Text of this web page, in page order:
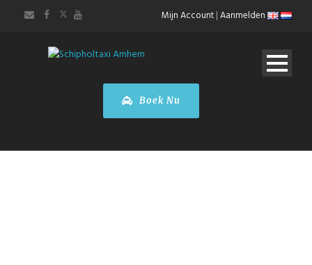
Mijn Account|Aanmelden
Boek Nu